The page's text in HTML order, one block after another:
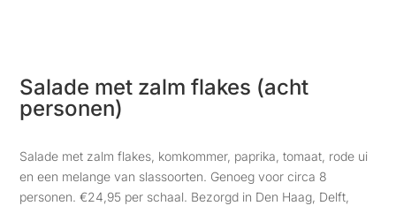
Salade met zalm flakes (acht
personen)
Salade met zalm flakes, komkommer, paprika, tomaat, rode ui
en een melange van slassoorten. Genoeg voor circa 8
personen. €24,95 per schaal. Bezorgd in Den Haag, Delft,